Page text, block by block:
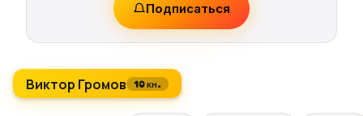
Подписаться
Виктор Громов 10 кн.